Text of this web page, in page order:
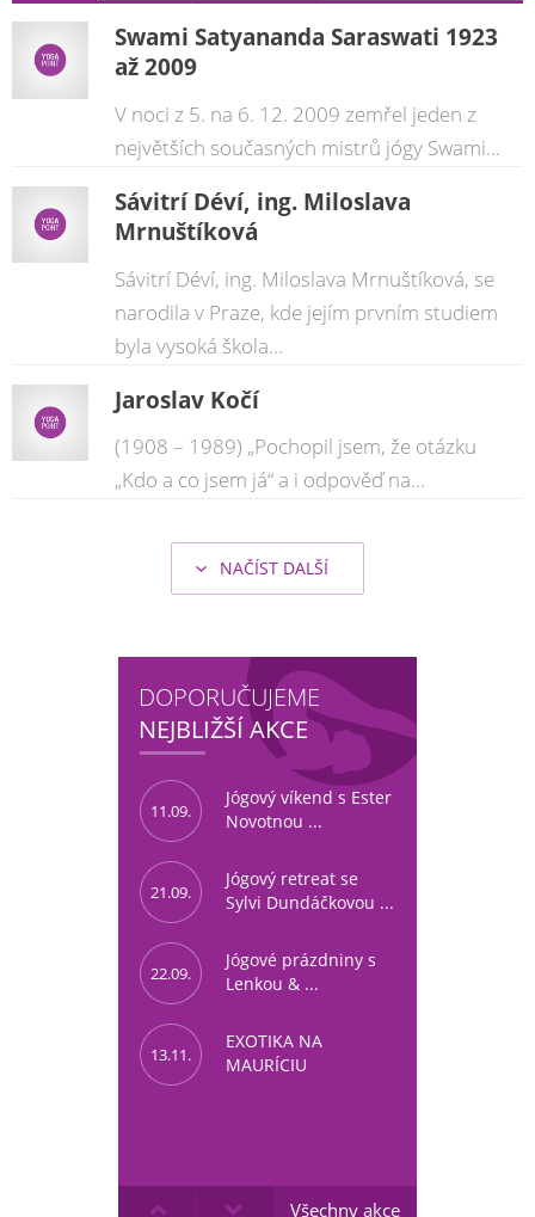
Swami Satyananda Saraswati 1923
až 2009
V noci z 5. na 6. 12. 2009 zemřel jeden z
největších současných mistrů jógy Swami...
Sávitrí Déví, ing. Miloslava
Mrnuštíková
Sávitrí Déví, ing. Miloslava Mrnuštíková, se
narodila v Praze, kde jejím prvním studiem
byla vysoká škola...
Jaroslav Kočí
(1908 – 1989) „Pochopil jsem, že otázku
„Kdo a co jsem já“ a i odpověď na...
NAČÍST DALŠÍ
DOPORUČUJEME
NEJBLIŽŠÍ AKCE
11.09.
Jógový víkend s Ester
Novotnou ...
21.09.
Jógový retreat se
Sylvi Dundáčkovou ...
22.09.
Jógové prázdniny s
Lenkou & ...
13.11.
EXOTIKA NA
MAURÍCIU
Všechny akce